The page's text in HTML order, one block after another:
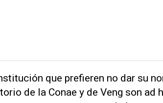
que prefieren no dar su
de la Conae y de Veng son ad